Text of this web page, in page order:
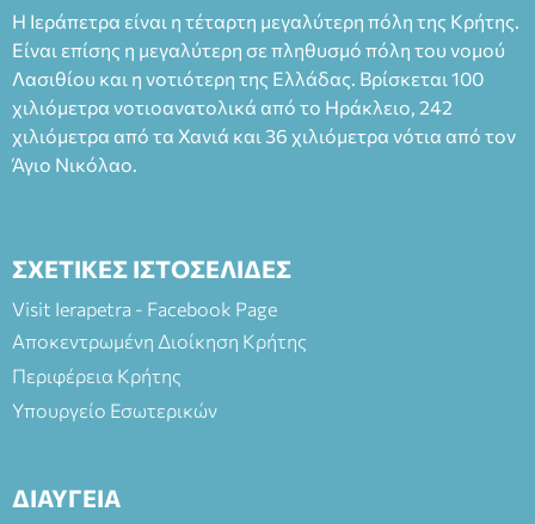
άνω των 65 Προπώληση: Βιβλιοπωλείο Πάπυρος (Πλατεία
Πλαστήρα), E&G Mini market (Δημοκρατίας 39 Ιεράπετρα)
και στο more.com Χώρος: 3ο Γυμνάσιο Ιεράπετρας
(Είσοδος ΕΠΑ.Λ.) Έναρξη 21:15 Οργάνωση: ΚΝΩΣΟΣ
ΘΕΑΤΡΙΚΕΣ ΠΑΡΑΓΩΓΕΣ ΕΕ
Η Ιεράπετρα είναι η τέταρτη μεγαλύτερη πόλη της Κρήτης.
Είναι επίσης η μεγαλύτερη σε πληθυσμό πόλη του νομού
Λασιθίου και η νοτιότερη της Ελλάδας. Βρίσκεται 100
χιλιόμετρα νοτιοανατολικά από το Ηράκλειο, 242
χιλιόμετρα από τα Χανιά και 36 χιλιόμετρα νότια από τον
Άγιο Νικόλαο.
ΣΧΕΤΙΚΕΣ ΙΣΤΟΣΕΛΙΔΕΣ
Visit Ierapetra - Facebook Page
Αποκεντρωμένη Διοίκηση Κρήτης
Περιφέρεια Κρήτης
Υπουργείο Εσωτερικών
ΔΙΑΥΓΕΙΑ